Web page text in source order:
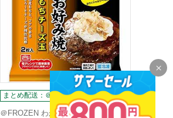
まとめ配送：＠FROZEN 冷凍
＠FROZEN わかば食品